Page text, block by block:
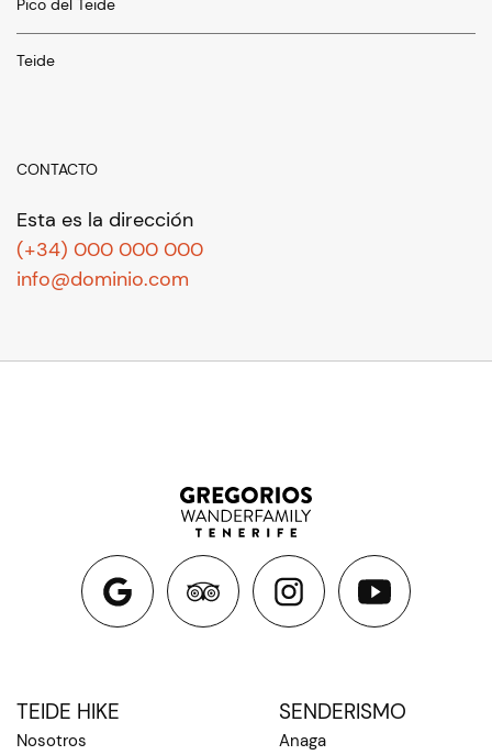
Pico del Teide
Teide
CONTACTO
Esta es la dirección
(+34) 000 000 000
info@dominio.com
TEIDE HIKE
Nosotros
SENDERISMO
Anaga